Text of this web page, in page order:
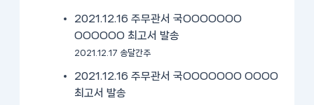
2021.12.16 주무관서 국OOOOOOO
OOOOOO 최고서 발송
2021.12.17 송달간주
2021.12.16 주무관서 국OOOOOOO OOOO
최고서 발송